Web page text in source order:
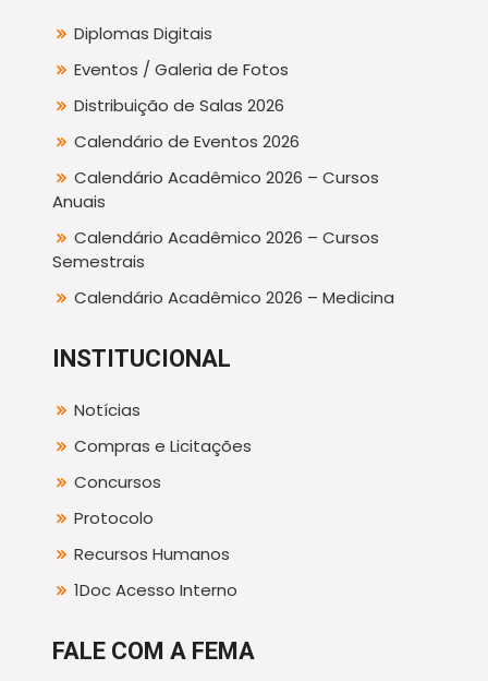
Diplomas Digitais
Eventos / Galeria de Fotos
Distribuição de Salas 2026
Calendário de Eventos 2026
Calendário Acadêmico 2026 – Cursos
Anuais
Calendário Acadêmico 2026 – Cursos
Semestrais
Calendário Acadêmico 2026 – Medicina
INSTITUCIONAL
Notícias
Compras e Licitações
Concursos
Protocolo
Recursos Humanos
1Doc Acesso Interno
FALE COM A FEMA